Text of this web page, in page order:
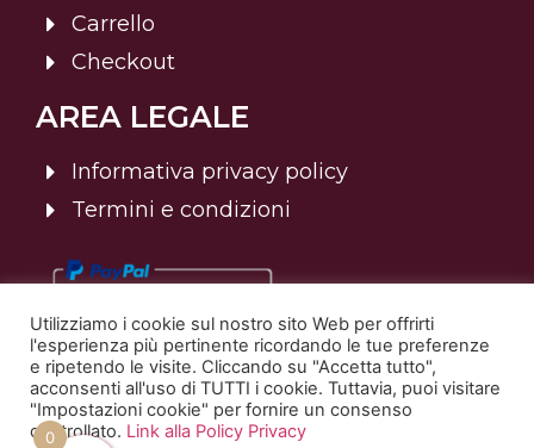
Carrello
Checkout
AREA LEGALE
Informativa privacy policy
Termini e condizioni
© 2025 Sommelier Italia | Tutti i diritti riservati. | P.Iva:
Utilizziamo i cookie sul nostro sito Web per offrirti
l'esperienza più pertinente ricordando le tue preferenze
e ripetendo le visite. Cliccando su "Accetta tutto",
acconsenti all'uso di TUTTI i cookie. Tuttavia, puoi visitare
"Impostazioni cookie" per fornire un consenso
controllato. Link alla Policy Privacy
0